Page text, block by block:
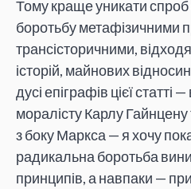
Тому краще уникати спроб
боротьбу метафізичними
трансісторичними,
історій, майнових
дусі епіграфів цієї статті
моралісту Карлу
з боку Маркса — я хочу
радикальна боротьба
принципів, а навпаки —